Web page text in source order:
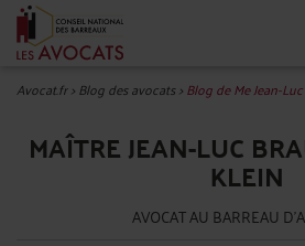
Avocat.fr>Blog des avocats>Blog de Me Jean-
MAÎTRE JEAN-LUC
KLEIN
AVOCAT AU BARREAU